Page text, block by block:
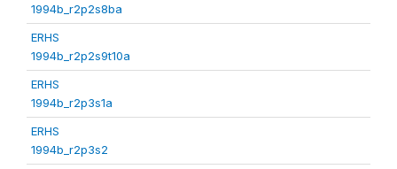
1994b_r2p2s8ba
ERHS
1994b_r2p2s9t10a
ERHS
1994b_r2p3s1a
ERHS
1994b_r2p3s2